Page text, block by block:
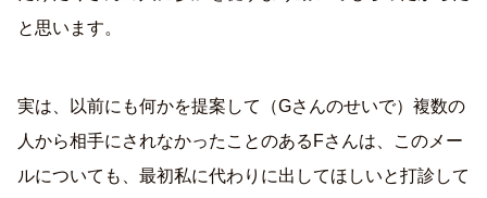
と思います。
実は、以前にも何かを提案して（Gさんのせいで）複数の
人から相手にされなかったことのあるFさんは、このメー
ルについても、最初私に代わりに出してほしいと打診して